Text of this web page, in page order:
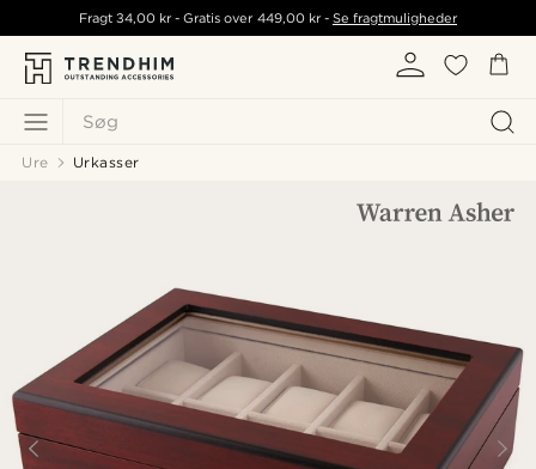
Søg
Fragt34,00 kr - Gratis over 449,00 kr- Se fragtmuligheder
Ure Urkasser